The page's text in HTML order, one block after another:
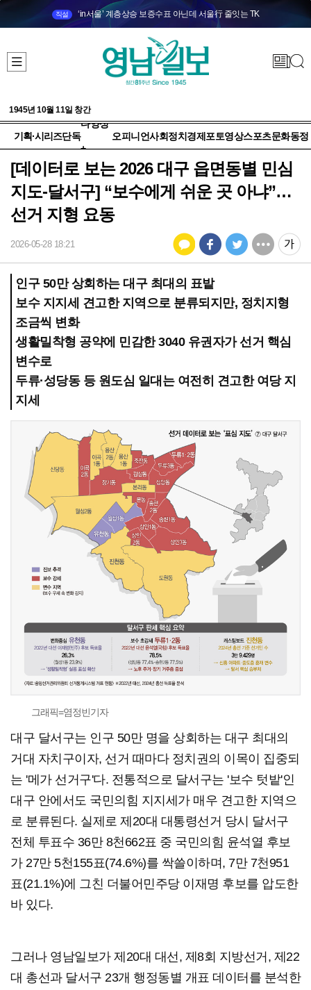
직설 ‘in서울’ 계층상승 보증수표 아닌데 서울行 줄잇는 TK
1945년 10월 11일 창간
기획·시리즈단독
다양성
+
오피니언사회정치 경제 포토영상스포츠문화동정
[데이터로 보는 2026 대구 읍면동별 민심
지도-달서구] “보수에게 쉬운 곳 아냐”…
선거 지형 요동
2026-05-28 18:21
인구 50만 상회하는 대구 최대의 표밭
보수 지지세 견고한 지역으로 분류되지만, 정치지형
조금씩 변화
생활밀착형 공약에 민감한 3040 유권자가 선거 핵심
변수로
두류·성당동 등 원도심 일대는 여전히 견고한 여당 지
지세
그래픽=염정빈기자
대구 달서구는 인구 50만 명을 상회하는 대구 최대의
거대 자치구이자, 선거 때마다 정치권의 이목이 집중되
는 '메가 선거구'다. 전통적으로 달서구는 '보수 텃밭'인
대구 안에서도 국민의힘 지지세가 매우 견고한 지역으
로 분류된다. 실제로 제20대 대통령선거 당시 달서구
전체 투표수 36만 8천662표 중 국민의힘 윤석열 후보
가 27만 5천155표(74.6%)를 싹쓸이하며, 7만 7천951
표(21.1%)에 그친 더불어민주당 이재명 후보를 압도한
바 있다.
그러나 영남일보가 제20대 대선, 제8회 지방선거, 제22
대 총선과 달서구 23개 행정동별 개표 데이터를 분석한